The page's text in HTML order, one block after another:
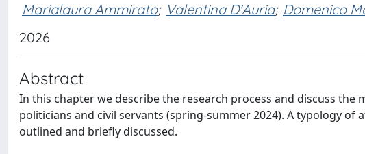
Marialaura Ammirato; Valentina D'Auria; Domenico
2026
Abstract
In this chapter we describe the research process and discuss the
politicians and civil servants (spring-summer 2024). A typology
outlined and briefly discussed.